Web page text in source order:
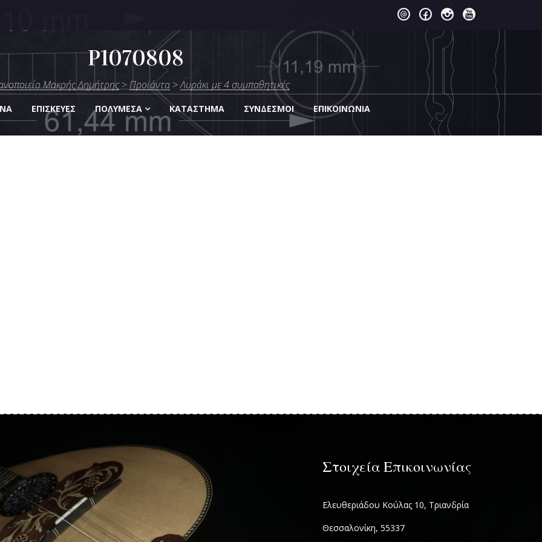
ΕΠΙΣΚΕΎΕΣ ΠΟΛΥΜΈΣΑ KΑΤΆΣΤΗΜΑ ΣΎΝΔΕΣΜΟΙ EΠΙΚΟΙΝΩΝΊΑ
P1070808
Μακρής Δημήτρης>Προϊόντα>Λυράκι με 4 συμπαθητικές
Στοιχεία Επικοινωνίας
Ελευθεριάδου Κούλας 10, Τριανδρία
Θεσσαλονίκη, 55337